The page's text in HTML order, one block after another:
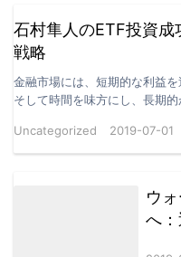
石村隼人のETF投資
戦略
金融市場には、短期的な利益
そして時間を味方にし、長期
Uncategorized
2019-07-01
ウ
へ